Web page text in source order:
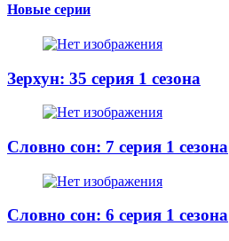
Новые серии
Зерхун: 35 серия 1 сезона
Словно сон: 7 серия 1 сезона
Словно сон: 6 серия 1 сезона